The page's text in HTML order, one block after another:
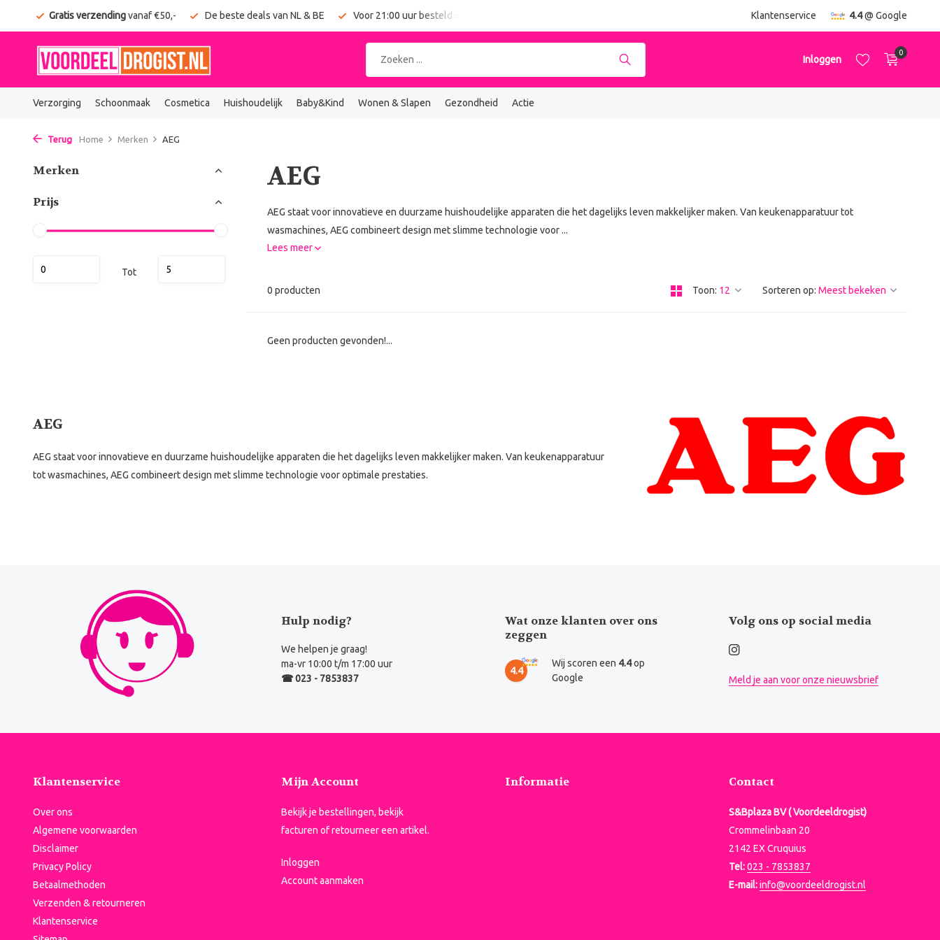
Gratis verzendingvanaf €50,- De beste deals van NL & BE Voor 21:00 uur besteld = vandaag verzonden Klantenservice 4.4@ Google
Inloggen
0
Verzorging Schoonmaak Cosmetica Huishoudelijk Baby&Kind Wonen & Slapen Gezondheid Actie
Terug Home Merken AEG
Merken
Prijs
Tot
AEG
AEG staat voor innovatieve en duurzame huishoudelijke apparaten die het dagelijks leven makkelijker maken. Van keukenapparatuur tot
wasmachines, AEG combineert design met slimme technologie voor ...
Lees meer
0 producten Toon: Sorteren op:
Geen producten gevonden!...
AEG
AEG staat voor innovatieve en duurzame huishoudelijke apparaten die het dagelijks leven makkelijker maken. Van keukenapparatuur
tot wasmachines, AEG combineert design met slimme technologie voor optimale prestaties.
Hulp nodig?
We helpen je graag!
ma-vr 10:00 t/m 17:00 uur
☎ 023 - 7853837
Wat onze klanten over ons
zeggen
4.4
Wij scoren een 4.4op
Google
Volg ons op social media
Meld je aan voor onze nieuwsbrief
Klantenservice
Over ons
Algemene voorwaarden
Disclaimer
Privacy Policy
Betaalmethoden
Verzenden & retourneren
Klantenservice
Mijn Account
Bekijk je bestellingen, bekijk
facturen of retourneer een artikel.
Inloggen
Account aanmaken
Informatie Contact
S&Bplaza BV ( Voordeeldrogist)
Crommelinbaan 20
2142 EX Cruquius
Tel:023 - 7853837
E-mail:info@voordeeldrogist.nl